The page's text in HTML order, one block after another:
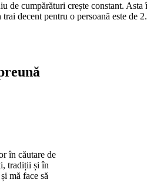
de cumpărături crește constant.
decent pentru o persoană este
în căutare de
tradiții și în
mă face să